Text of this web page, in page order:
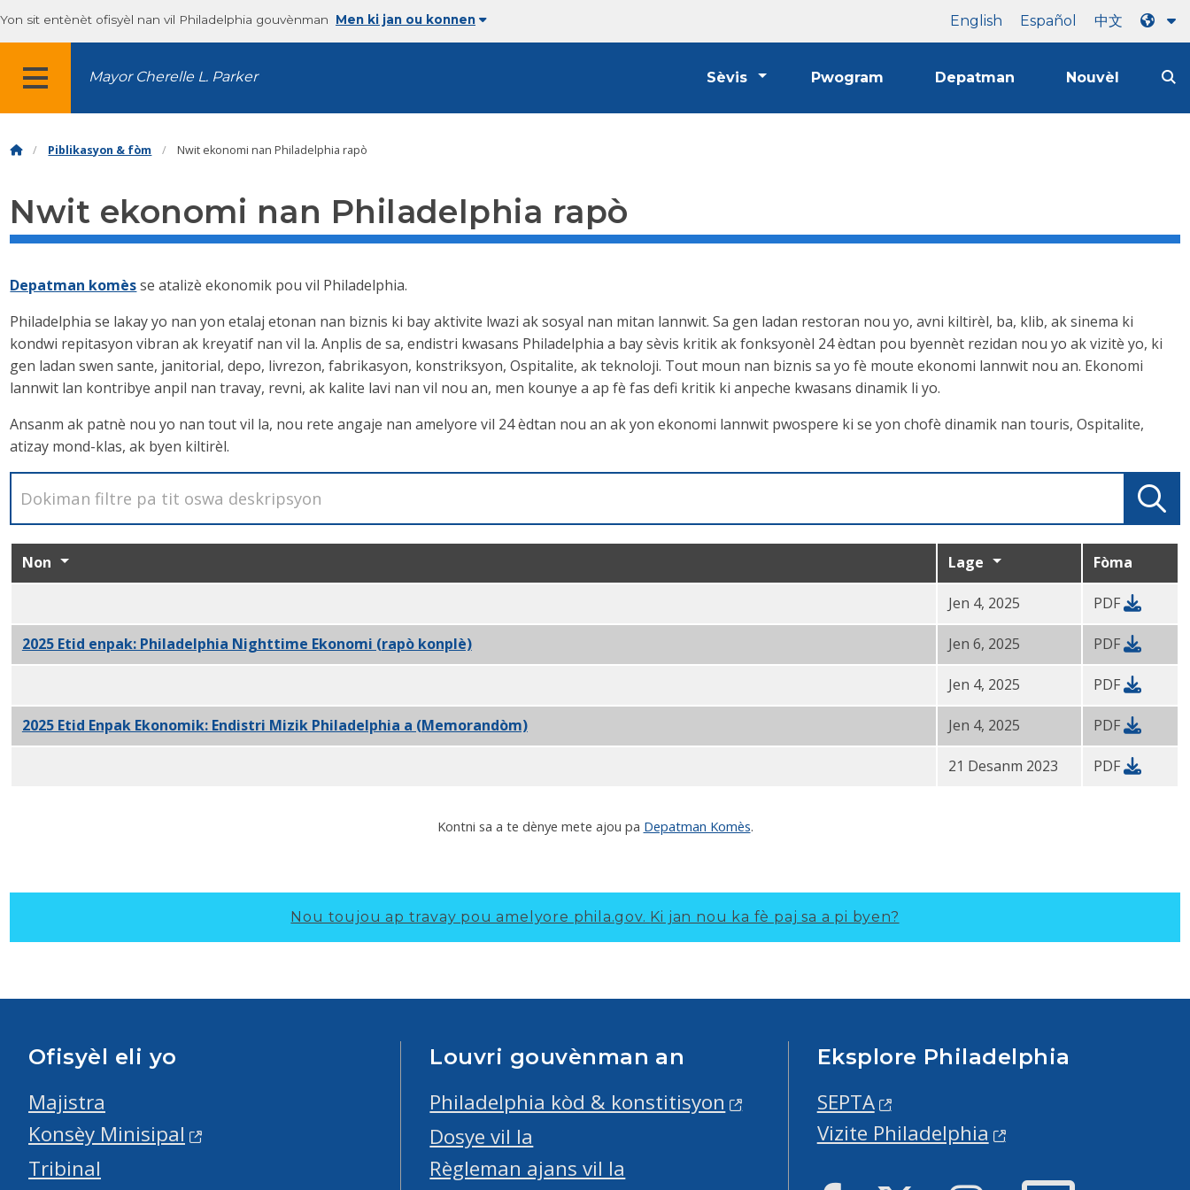
Yon sit entènèt ofisyèl nan vil Philadelphia gouvènman Men ki jan ou konnen English Español 中文
MENU
Mayor Cherelle L. Parker Sèvis Pwogram Depatman Nouvèl
Piblikasyon & fòm Nwit ekonomi nan Philadelphia rapò
Nwit ekonomi nan Philadelphia rapò
Depatman komèsse atalizè ekonomik pou vil Philadelphia.
Philadelphia se lakay yo nan yon etalaj etonan nan biznis ki bay aktivite lwazi ak sosyal nan mitan lannwit. Sa gen ladan restoran nou yo, avni kiltirèl, ba, klib, ak sinema ki
kondwi repitasyon vibran ak kreyatif nan vil la. Anplis de sa, endistri kwasans Philadelphia a bay sèvis kritik ak fonksyonèl 24 èdtan pou byennèt rezidan nou yo ak vizitè yo, ki
gen ladan swen sante, janitorial, depo, livrezon, fabrikasyon, konstriksyon, Ospitalite, ak teknoloji. Tout moun nan biznis sa yo fè moute ekonomi lannwit nou an. Ekonomi
lannwit lan kontribye anpil nan travay, revni, ak kalite lavi nan vil nou an, men kounye a ap fè fas defi kritik ki anpeche kwasans dinamik li yo.
Ansanm ak patnè nou yo nan tout vil la, nou rete angaje nan amelyore vil 24 èdtan nou an ak yon ekonomi lannwit pwospere ki se yon chofè dinamik nan touris, Ospitalite,
atizay mond-klas, ak byen kiltirèl.
Non Lage Fòma
Jen 4, 2025 PDF
2025 Etid enpak: Philadelphia Nighttime Ekonomi (rapò konplè)PDF Jen 6, 2025 PDF
Jen 4, 2025 PDF
2025 Etid Enpak Ekonomik: Endistri Mizik Philadelphia a (Memorandòm)PDF Jen 4, 2025 PDF
21 Desanm 2023 PDF
Kontni sa a te dènye mete ajou pa Depatman Komès.
Nou toujou ap travay pou amelyore phila.gov. Ki jan nou ka fè paj sa a pi byen?
Ofisyèl eli yo
Majistra
Konsèy Minisipal
Tribinal
Louvri gouvènman an
Philadelphia kòd & konstitisyon
Dosye vil la
Règleman ajans vil la
Eksplore Philadelphia
SEPTA
Vizite Philadelphia